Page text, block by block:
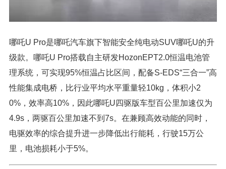
哪吒U Pro是哪吒汽车旗下智能安全纯电动SUV哪吒U的升
级款。哪吒U Pro搭载自主研发HozonEPT2.0恒温电池管
理系统，可实现95%恒温占比区间，配备S-EDS“三合一”高
性能集成电桥，比行业平均水平重量轻10kg，体积小2
0%，效率高10%，因此哪吒U四驱版车型百公里加速仅为
4.9s，两驱百公里加速不到7s。在兼顾高效动能的同时，
电驱效率的综合提升进一步降低出行能耗，行驶15万公
里，电池损耗小于5%。